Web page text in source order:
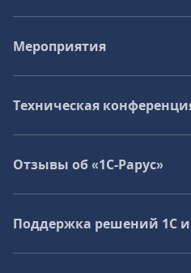
Мероприятия
Техническая
Отзывы об «1С-Рарус»
Поддержка решений 1С и